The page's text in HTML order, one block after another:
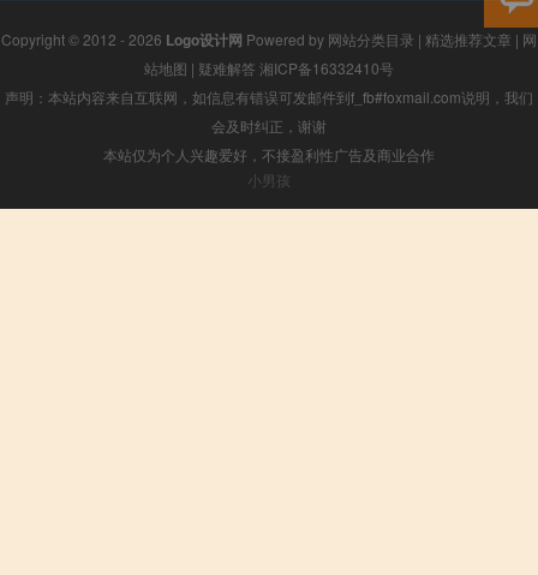
Copyright © 2012 - 2026 Logo设计网 Powered by 网站分类目录 | 精选推荐文章 | 网
站地图 | 疑难解答 湘ICP备16332410号
声明：本站内容来自互联网，如信息有错误可发邮件到f_fb#foxmail.com说明，我们
会及时纠正，谢谢
本站仅为个人兴趣爱好，不接盈利性广告及商业合作
小男孩